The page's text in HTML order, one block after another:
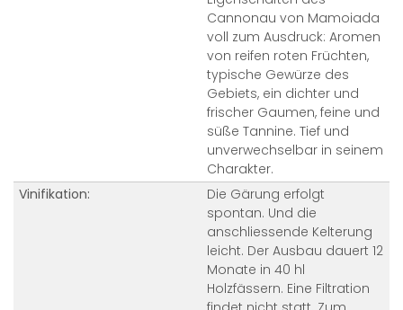
Cannonau von Mamoiada
voll zum Ausdruck: Aromen
von reifen roten Früchten,
typische Gewürze des
Gebiets, ein dichter und
frischer Gaumen, feine und
süße Tannine. Tief und
unverwechselbar in seinem
Charakter.
Vinifikation:
Die Gärung erfolgt
spontan. Und die
anschliessende Kelterung
leicht. Der Ausbau dauert 12
Monate in 40 hl
Holzfässern. Eine Filtration